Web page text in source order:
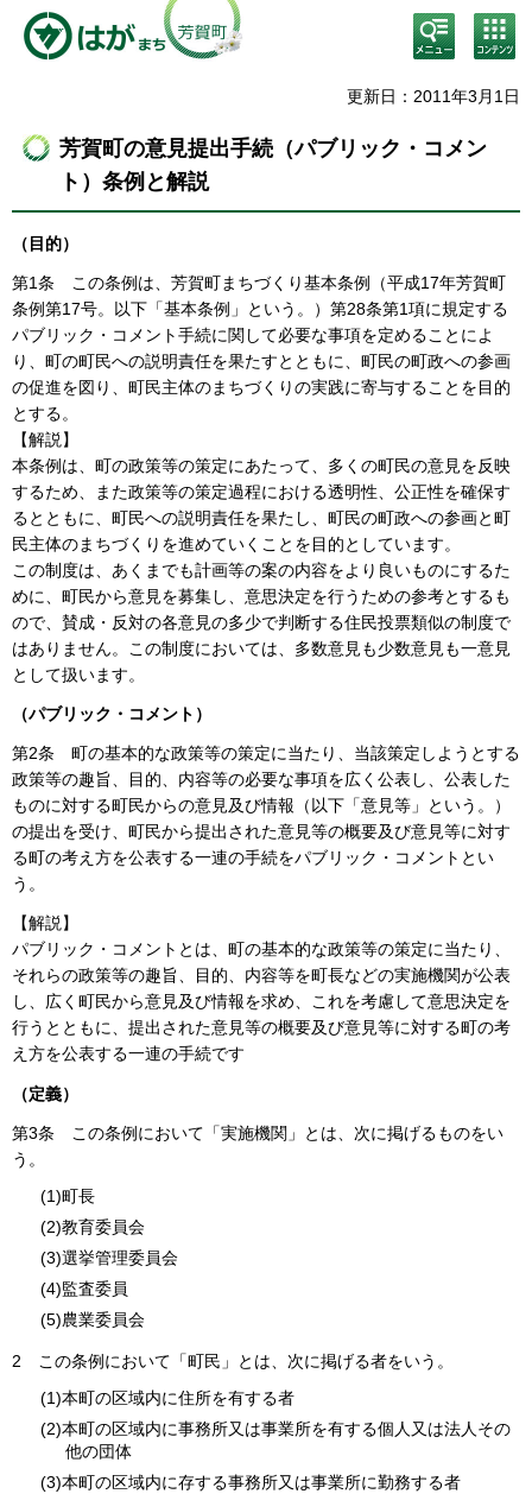
検
索・
メニ
コン
テン
ニュ
更新日：2011年3月1日
芳賀町の意見提出手続（パブリック・コメン
ト）条例と解説
（目的）
第1条
この条例は、芳賀町まちづくり基本条例（平成17年芳賀町
条例第17号。以下「基本条例」という。）第28条第1項に規定する
パブリック・コメント手続に関して必要な事項を定めることによ
り、町の町民への説明責任を果たすとともに、町民の町政への参画
の促進を図り、町民主体のまちづくりの実践に寄与することを目的
とする。
【解説】
本条例は、町の政策等の策定にあたって、多くの町民の意見を反映
するため、また政策等の策定過程における透明性、公正性を確保す
るとともに、町民への説明責任を果たし、町民の町政への参画と町
民主体のまちづくりを進めていくことを目的としています。
この制度は、あくまでも計画等の案の内容をより良いものにするた
めに、町民から意見を募集し、意思決定を行うための参考とするも
ので、賛成・反対の各意見の多少で判断する住民投票類似の制度で
はありません。この制度においては、多数意見も少数意見も一意見
として扱います。
（パブリック・コメント）
第2条
町の基本的な政策等の策定に当たり、当該策定しようとする
政策等の趣旨、目的、内容等の必要な事項を広く公表し、公表した
ものに対する町民からの意見及び情報（以下「意見等」という。）
の提出を受け、町民から提出された意見等の概要及び意見等に対す
る町の考え方を公表する一連の手続をパブリック・コメントとい
う。
【解説】
パブリック・コメントとは、町の基本的な政策等の策定に当たり、
それらの政策等の趣旨、目的、内容等を町長などの実施機関が公表
し、広く町民から意見及び情報を求め、これを考慮して意思決定を
行うとともに、提出された意見等の概要及び意見等に対する町の考
え方を公表する一連の手続です
（定義）
第3条
この条例において「実施機関」とは、次に掲げるものをい
う。
(1)町長
(2)教育委員会
(3)選挙管理委員会
(4)監査委員
(5)農業委員会
2
この条例において「町民」とは、次に掲げる者をいう。
(1)本町の区域内に住所を有する者
(2)本町の区域内に事務所又は事業所を有する個人又は法人その
他の団体
(3)本町の区域内に存する事務所又は事業所に勤務する者